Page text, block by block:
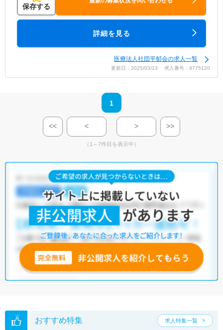
保存する
詳細を見る
医療法人社団平郁会の求人一覧
更新日：2025/03/13 求人番号：9775120
1
<< < > >>
（1～7件目を表示中）
おすすめ特集 求人特集一覧